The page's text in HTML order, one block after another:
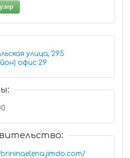
улица, 295
(Октябрьский район) офис 29